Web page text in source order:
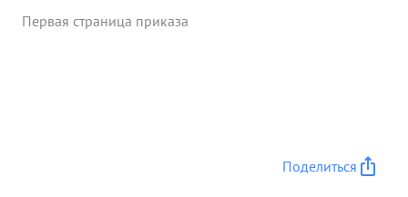
боях покозал льз мужественным и и отважным
Первая страница приказа
Поделиться